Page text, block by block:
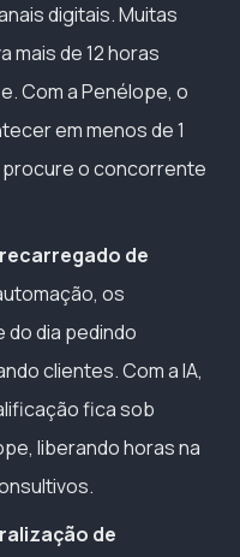
digitais. Muitas
mais de 12 horas
Com a Penélope, o
em menos de 1
procure o concorrente
de
os
dia pedindo
clientes. Com a IA,
fica sob
liberando horas na
de